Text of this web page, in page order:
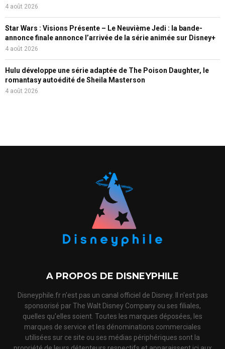
4 août 2026
Star Wars : Visions Présente – Le Neuvième Jedi : la bande-
annonce finale annonce l’arrivée de la série animée sur Disney+
4 août 2026
Hulu développe une série adaptée de The Poison Daughter, le
romantasy autoédité de Sheila Masterson
4 août 2026
A PROPOS DE DISNEYPHILE
Disneyphile.fr n'est pas un canal officiel de Disney. Il n'est pas
sponsorisé par The Walt Disney Company ou ses filiales,
quelles qu'elles soient. Toutes les marques déposées, les
marques de service et les dénominations commerciales
utilisées sur ce site ou ses médias périphériques sont la